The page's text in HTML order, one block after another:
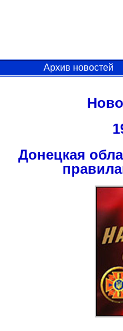
Архив новостей
Донецкая